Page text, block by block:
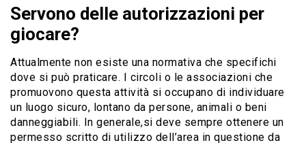
Servono delle autorizzazioni per
giocare?
Attualmente non esiste una normativa che specifichi
dove si può praticare. I circoli o le associazioni che
promuovono questa attività si occupano di individuare
un luogo sicuro, lontano da persone, animali o beni
danneggiabili. In generale,si deve sempre ottenere un
permesso scritto di utilizzo dell’area in questione da